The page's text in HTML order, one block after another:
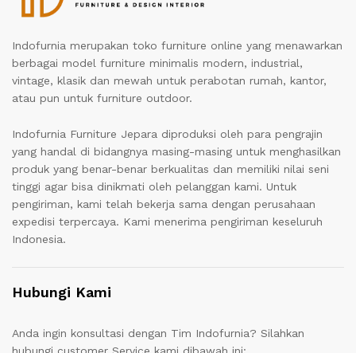
Indofurnia merupakan toko furniture online yang menawarkan
berbagai model furniture minimalis modern, industrial,
vintage, klasik dan mewah untuk perabotan rumah, kantor,
atau pun untuk furniture outdoor.
Indofurnia Furniture Jepara diproduksi oleh para pengrajin
yang handal di bidangnya masing-masing untuk menghasilkan
produk yang benar-benar berkualitas dan memiliki nilai seni
tinggi agar bisa dinikmati oleh pelanggan kami. Untuk
pengiriman, kami telah bekerja sama dengan perusahaan
expedisi terpercaya. Kami menerima pengiriman keseluruh
Indonesia.
Hubungi Kami
Anda ingin konsultasi dengan Tim Indofurnia? Silahkan